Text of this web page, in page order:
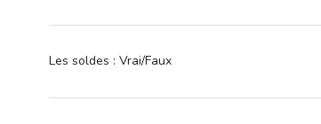
Les soldes : Vrai/Faux